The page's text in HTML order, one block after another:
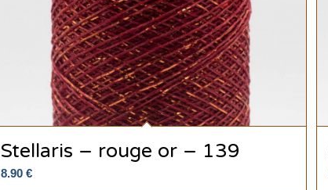
Stellaris – rouge or – 139
8.90 €